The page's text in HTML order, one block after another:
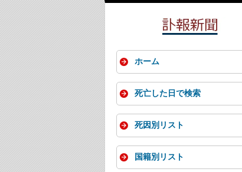
ホーム
死亡した日で検索
死因別リスト
国籍別リスト